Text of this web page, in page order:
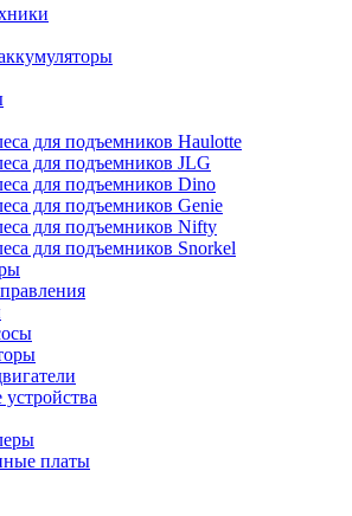
для подъемников Haulotte
для подъемников JLG
для подъемников Dino
для подъемников Genie
для подъемников Nifty
для подъемников Snorkel
платы